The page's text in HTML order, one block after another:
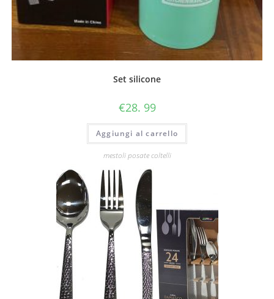
Set silicone
€28. 99
Aggiungi al carrello
mestoli posate coltelli